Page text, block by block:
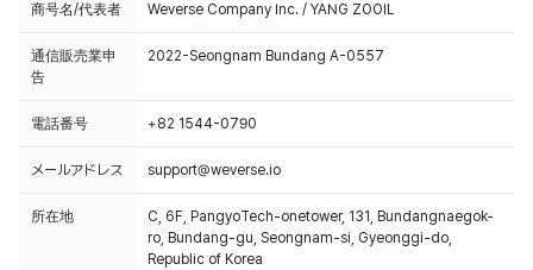
商号名/代表者 Weverse Company Inc. / YANG ZOOIL
通信販売業申
告
2022-Seongnam Bundang A-0557
電話番号 +82 1544-0790
メールアドレス support@weverse.io
所在地
C, 6F, PangyoTech-onetower, 131, Bundangnaegok-
ro, Bundang-gu, Seongnam-si, Gyeonggi-do,
Republic of Korea